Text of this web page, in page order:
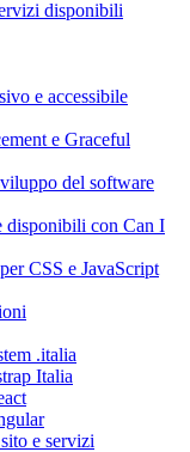
disponibili
e accessibile
e Graceful
del software
disponibili con Can I
CSS e JavaScript
.italia
Italia
e servizi